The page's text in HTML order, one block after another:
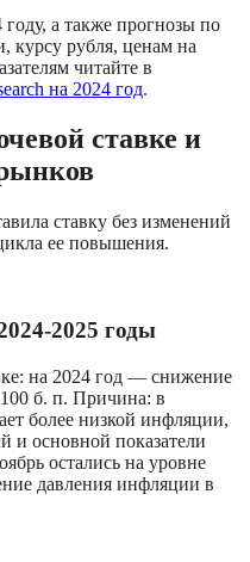
а также прогнозы по
курсу рубля, ценам на
на 2024 год.
ставке и
ставку без изменений
ее повышения.
2025 годы
на 2024 год — снижение
б. п. Причина: в
более низкой инфляции,
и основной показатели
остались на уровне
давления инфляции в